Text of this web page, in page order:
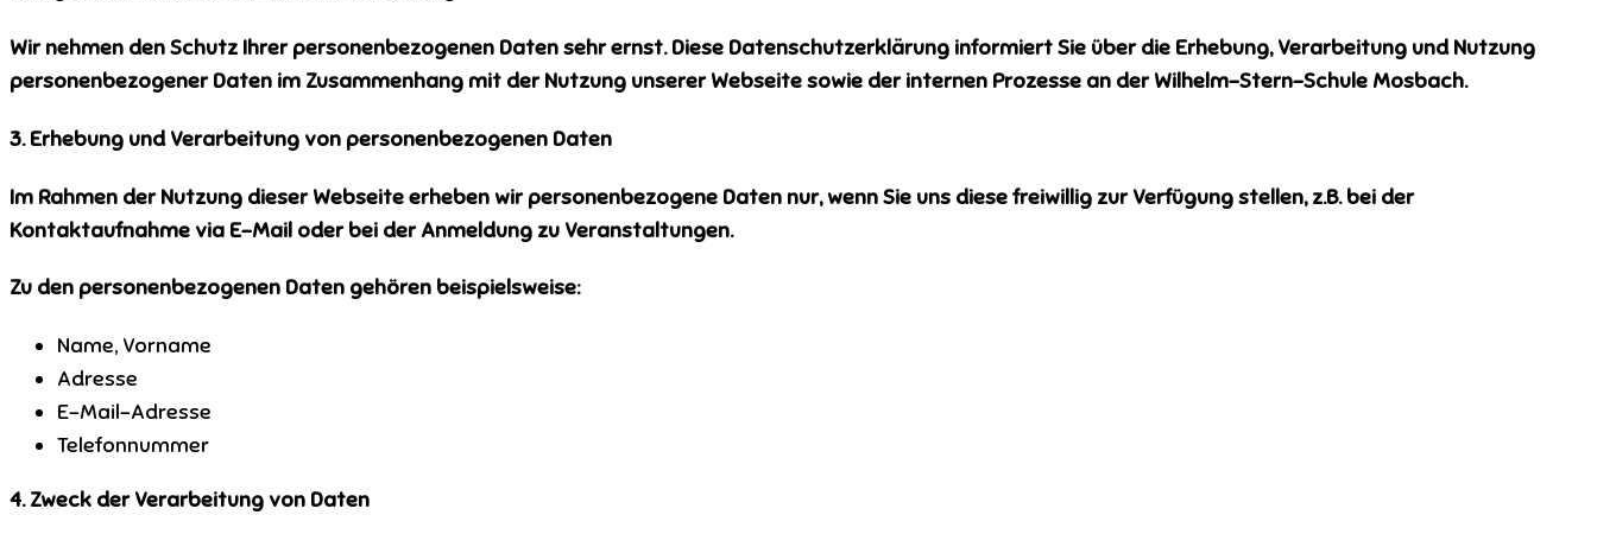
Wir nehmen den Schutz Ihrer personenbezogenen Daten sehr ernst. Diese Datenschutzerklärung informiert Sie über die Erhebung, Verarbeitung und Nutzung
personenbezogener Daten im Zusammenhang mit der Nutzung unserer Webseite sowie der internen Prozesse an der Wilhelm-Stern-Schule Mosbach.
3. Erhebung und Verarbeitung von personenbezogenen Daten
Im Rahmen der Nutzung dieser Webseite erheben wir personenbezogene Daten nur, wenn Sie uns diese freiwillig zur Verfügung stellen, z.B. bei der
Kontaktaufnahme via E-Mail oder bei der Anmeldung zu Veranstaltungen.
Zu den personenbezogenen Daten gehören beispielsweise:
Name, Vorname
Adresse
E-Mail-Adresse
Telefonnummer
4. Zweck der Verarbeitung von Daten